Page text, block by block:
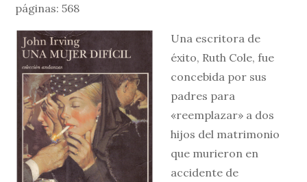
páginas: 568
Una escritora de
éxito, Ruth Cole, fue
concebida por sus
padres para
«reemplazar» a dos
hijos del matrimonio
que murieron en
accidente de